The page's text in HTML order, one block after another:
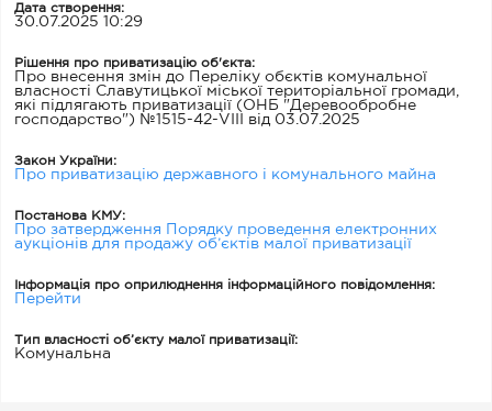
Дата створення:
30.07.2025 10:29
Рішення про приватизацію об'єкта:
Про внесення змін до Переліку обєктів комунальної
власності Славутицької міської територіальної громади,
які підлягають приватизації (ОНБ "Деревообробне
господарство") №1515-42-VIII від 03.07.2025
Закон України:
Про приватизацію державного і комунального майна
Постанова КМУ:
Про затвердження Порядку проведення електронних
аукціонів для продажу об’єктів малої приватизації
Інформація про оприлюднення інформаційного повідомлення:
Перейти
Тип власності об’єкту малої приватизації:
Комунальна